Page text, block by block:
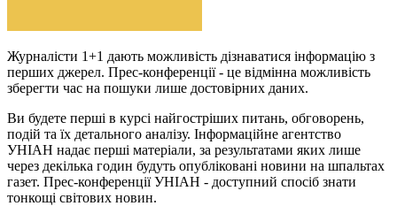
Журналісти 1+1 дають можливість дізнаватися інформацію з
перших джерел. Прес-конференції - це відмінна можливість
зберегти час на пошуки лише достовірних даних.
Ви будете перші в курсі найгостріших питань, обговорень,
подій та їх детального аналізу. Інформаційне агентство
УНІАН надає перші матеріали, за результатами яких лише
через декілька годин будуть опубліковані новини на шпальтах
газет. Прес-конференції УНІАН - доступний спосіб знати
тонкощі світових новин.